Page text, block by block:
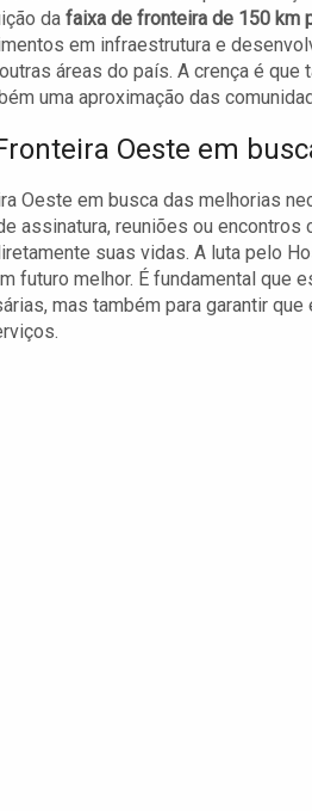
da faixa de fronteira de 150 km
em infraestrutura e
áreas do país. A crença é que
uma aproximação das
Oeste em
Oeste em busca das melhorias
assinatura, reuniões ou
suas vidas. A luta pelo
futuro melhor. É fundamental que
mas também para garantir